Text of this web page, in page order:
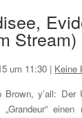
Stream)
um 11:30 | Keine
Brown, y’all: Der